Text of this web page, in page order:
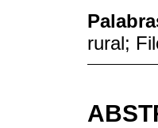
rural;